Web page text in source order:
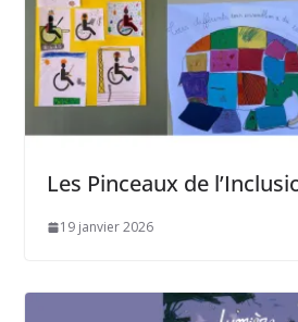
Les Pinceaux de
19 janvier 2026